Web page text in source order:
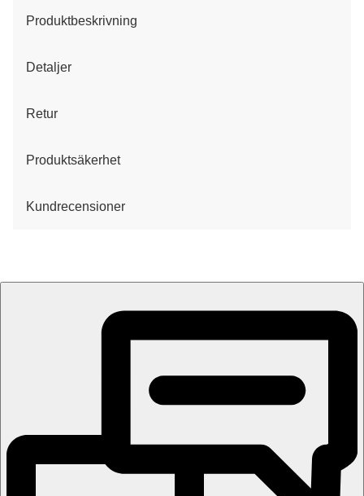
Produktbeskrivning
Detaljer
Retur
Produktsäkerhet
Kundrecensioner